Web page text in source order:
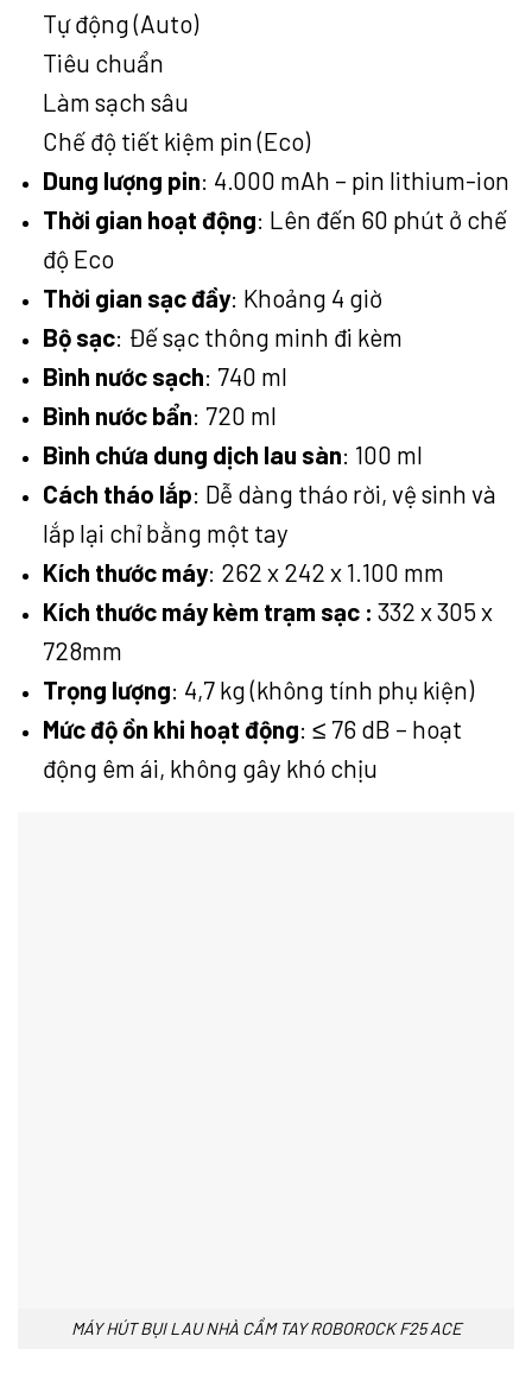
Tự động (Auto)
Tiêu chuẩn
Làm sạch sâu
Chế độ tiết kiệm pin (Eco)
Dung lượng pin: 4.000 mAh – pin lithium-ion
Thời gian hoạt động: Lên đến 60 phút ở chế
độ Eco
Thời gian sạc đầy: Khoảng 4 giờ
Bộ sạc: Đế sạc thông minh đi kèm
Bình nước sạch: 740 ml
Bình nước bẩn: 720 ml
Bình chứa dung dịch lau sàn: 100 ml
Cách tháo lắp: Dễ dàng tháo rời, vệ sinh và
lắp lại chỉ bằng một tay
Kích thước máy: 262 x 242 x 1.100 mm
Kích thước máy kèm trạm sạc : 332 x 305 x
728mm
Trọng lượng: 4,7 kg (không tính phụ kiện)
Mức độ ồn khi hoạt động: ≤ 76 dB – hoạt
động êm ái, không gây khó chịu
MÁY HÚT BỤI LAU NHÀ CẦM TAY ROBOROCK F25 ACE